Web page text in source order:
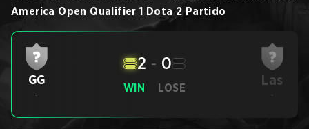
America Open Qualifier 1 Dota 2 Partido
GG
-
WIN
2 - 0
LOSE Las
-